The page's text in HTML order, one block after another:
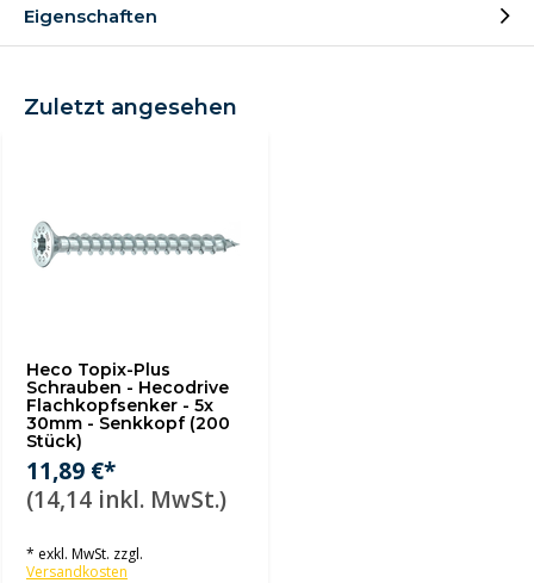
Eigenschaften
Zuletzt angesehen
Heco Topix-Plus
Schrauben - Hecodrive
Flachkopfsenker - 5x
30mm - Senkkopf (200
Stück)
11,89 €*
(14,14 inkl. MwSt.)
* exkl. MwSt. zzgl.
Versandkosten